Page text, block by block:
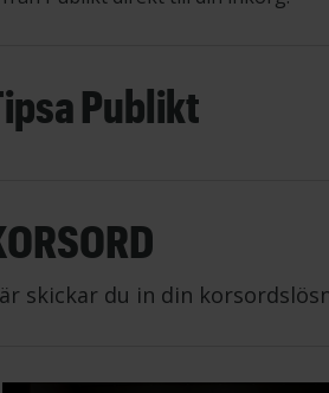
Publikt
skickar du in din